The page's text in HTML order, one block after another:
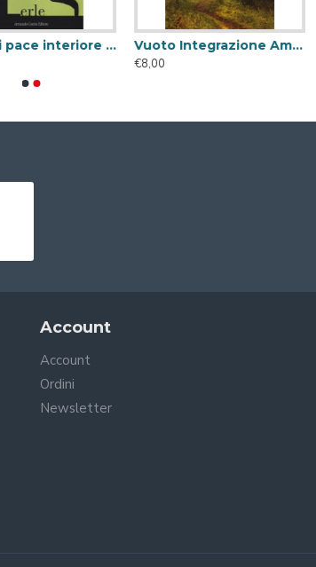
Pillole di pace interiore ( Libro Digitale )
Vuoto Integrazione Amore
€8,00
Il piccolo libro della luce
€12,00
Account
Account
Ordini
Newsletter